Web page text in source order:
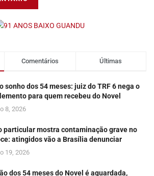
Comentários Últimas
sonho dos 54 meses: juiz do TRF 6 nega o
para quem recebeu do Novel
8, 2026
particular mostra contaminação grave no
atingidos vão a Brasília denunciar
19, 2026
dos 54 meses do Novel é aguardada,